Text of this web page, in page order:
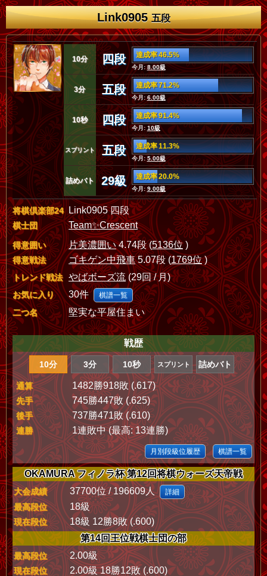
Link0905五段
10分 四段 達成率 46.5%
今月:8.00級
3分 五段 達成率 71.2%
今月:6.00級
10秒 四段 達成率 91.4%
今月: 10級
スプリント 五段 達成率 11.3%
今月:5.00級
詰めバト 29級 達成率 20.0%
今月:9.00級
将棋倶楽部24 Link0905 四段
棋士団 Team✨Crescent
得意囲い 片美濃囲い4.74段 (5136位)
得意戦法 ゴキゲン中飛車5.07段 (1769位)
トレンド戦法 やばボーズ流 (29回 / 月)
お気に入り 30件 棋譜一覧
二つ名 堅実な平屋住まい
戦歴
10分 3分 10秒 スプリント 詰めバト
通算 1482勝918敗 (.617)
先手 745勝447敗 (.625)
後手 737勝471敗 (.610)
連勝 1連敗中 (最高: 13連勝)
月別段級位履歴 棋譜一覧
OKAMURA フィノラ杯 第12回将棋ウォーズ天帝戦
大会成績 37700位 / 196609人 詳細
最高段位 18級
現在段位
18級 12勝8敗 (.600)
第14回王位戦棋士団の部
最高段位 2.00級
現在段位
2.00級 18勝12敗 (.600)